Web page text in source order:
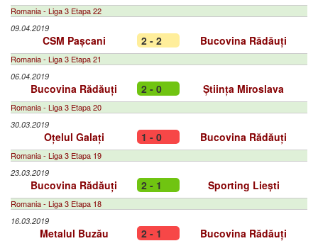
Romania - Liga 3 Etapa 22
09.04.2019
CSM Pașcani 2 - 2 Bucovina Rădăuți
Romania - Liga 3 Etapa 21
06.04.2019
Bucovina Rădăuți 2 - 0 Știința Miroslava
Romania - Liga 3 Etapa 20
30.03.2019
Oțelul Galați 1 - 0 Bucovina Rădăuți
Romania - Liga 3 Etapa 19
23.03.2019
Bucovina Rădăuți 2 - 1 Sporting Liești
Romania - Liga 3 Etapa 18
16.03.2019
Metalul Buzău 2 - 1 Bucovina Rădăuți